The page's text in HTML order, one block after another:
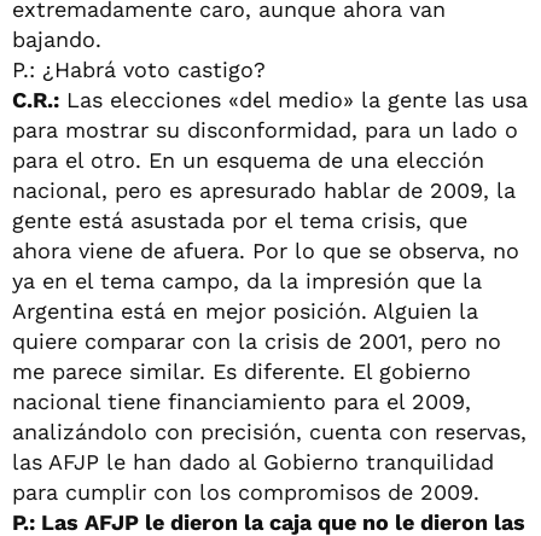
extremadamente caro, aunque ahora van
bajando.
P.: ¿Habrá voto castigo?
C.R.: Las elecciones «del medio» la gente las usa
para mostrar su disconformidad, para un lado o
para el otro. En un esquema de una elección
nacional, pero es apresurado hablar de 2009, la
gente está asustada por el tema crisis, que
ahora viene de afuera. Por lo que se observa, no
ya en el tema campo, da la impresión que la
Argentina está en mejor posición. Alguien la
quiere comparar con la crisis de 2001, pero no
me parece similar. Es diferente. El gobierno
nacional tiene financiamiento para el 2009,
analizándolo con precisión, cuenta con reservas,
las AFJP le han dado al Gobierno tranquilidad
para cumplir con los compromisos de 2009.
P.: Las AFJP le dieron la caja que no le dieron las